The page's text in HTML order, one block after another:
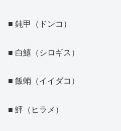
■ 鈍甲（ドンコ）
■ 白鱚（シロギス）
■ 飯蛸（イイダコ）
■ 鮃（ヒラメ）